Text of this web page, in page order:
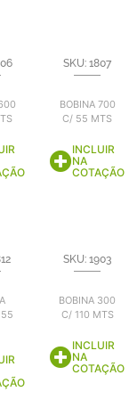
SKU: 1807
BOBINA 700
C/ 55 MTS
INCLUIR
NA
COTAÇÃO
SKU: 1903
BOBINA 300
C/ 110 MTS
INCLUIR
NA
COTAÇÃO